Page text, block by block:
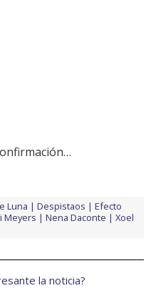
Luna Despistaos
Efecto
Meyers Nena Daconte
Xoel
la noticia?